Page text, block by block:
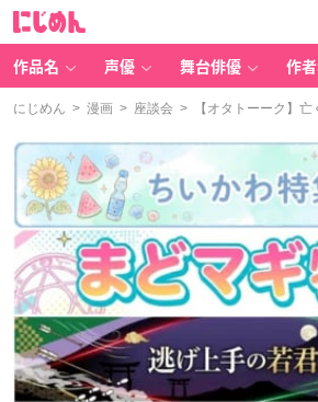
作品名 声優 舞台俳優 作
にじめん > 漫画 > 座談会 > 【オタトーーク】亡